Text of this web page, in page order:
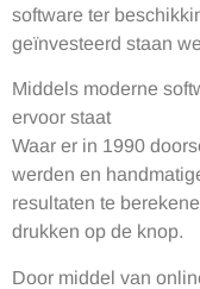
software ter
geïnvesteerd staan
Middels moderne
ervoor staat
Waar er in 1990
werden en
resultaten te
drukken op de knop.
Door middel van